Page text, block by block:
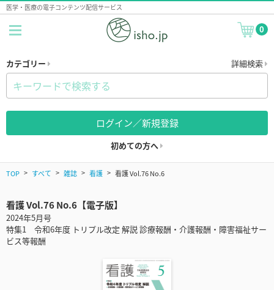
医学・医療の電子コンテンツ配信サービス
0
カテゴリー 詳細検索
ログイン／新規登録
初めての方へ
TOP すべて 雑誌 看護 看護 Vol.76 No.6
看護 Vol.76 No.6【電子版】
2024年5月号
特集1 令和6年度 トリプル改定 解説 診療報酬・介護報酬・障害福祉サー
ビス等報酬